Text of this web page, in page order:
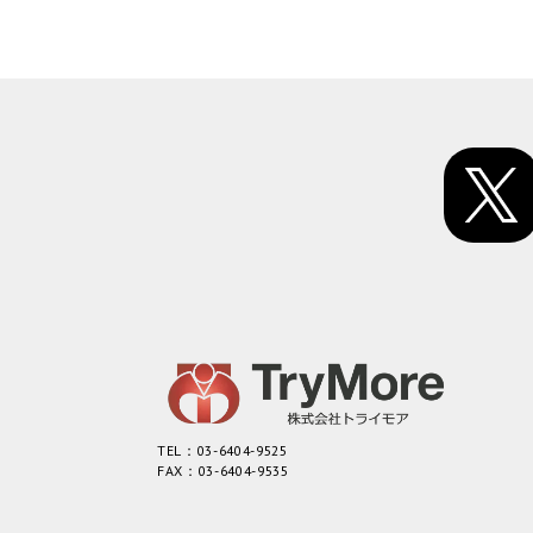
TEL：03-6404-9525
FAX：03-6404-9535